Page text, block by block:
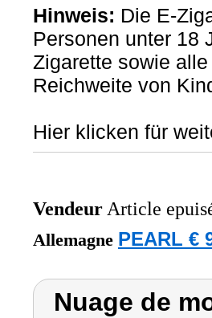
Hinweis: Die E-
Personen unter 18
Zigarette sowie
Reichweite von
Hier klicken für
Vendeur Article
Allemagne PEARL €
Nuage de